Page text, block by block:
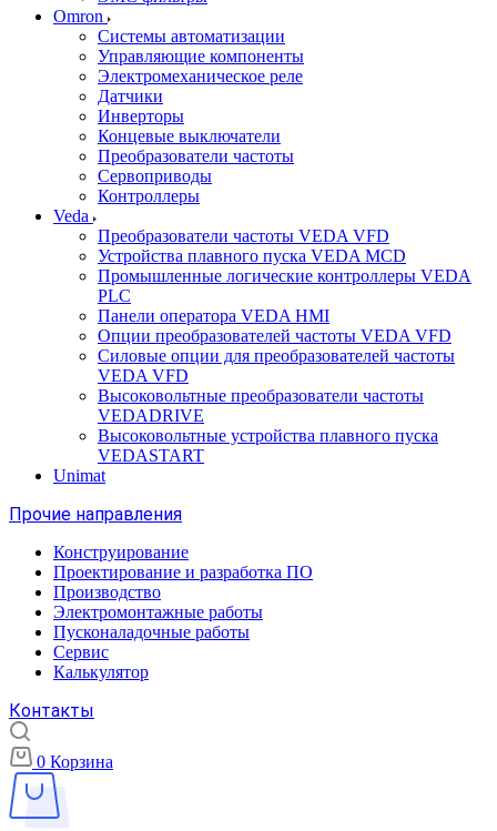
Omron
Системы автоматизации
Управляющие компоненты
Электромеханическое реле
Датчики
Инверторы
Концевые выключатели
Преобразователи частоты
Сервоприводы
Контроллеры
Veda
Преобразователи частоты VEDA VFD
Устройства плавного пуска VEDA MCD
Промышленные логические контроллеры VEDA
PLC
Панели оператора VEDA HMI
Опции преобразователей частоты VEDA VFD
Силовые опции для преобразователей частоты
VEDA VFD
Высоковольтные преобразователи частоты
VEDADRIVE
Высоковольтные устройства плавного пуска
VEDASTART
Unimat
Прочие направления
Конструирование
Проектирование и разработка ПО
Производство
Электромонтажные работы
Пусконаладочные работы
Сервис
Калькулятор
Контакты
0 Корзина